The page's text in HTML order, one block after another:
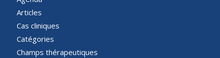
Articles
Cas cliniques
Catégories
Champs thérapeutiques